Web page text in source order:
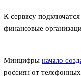
К сервису
финансовые
Минцифры начало
россиян от